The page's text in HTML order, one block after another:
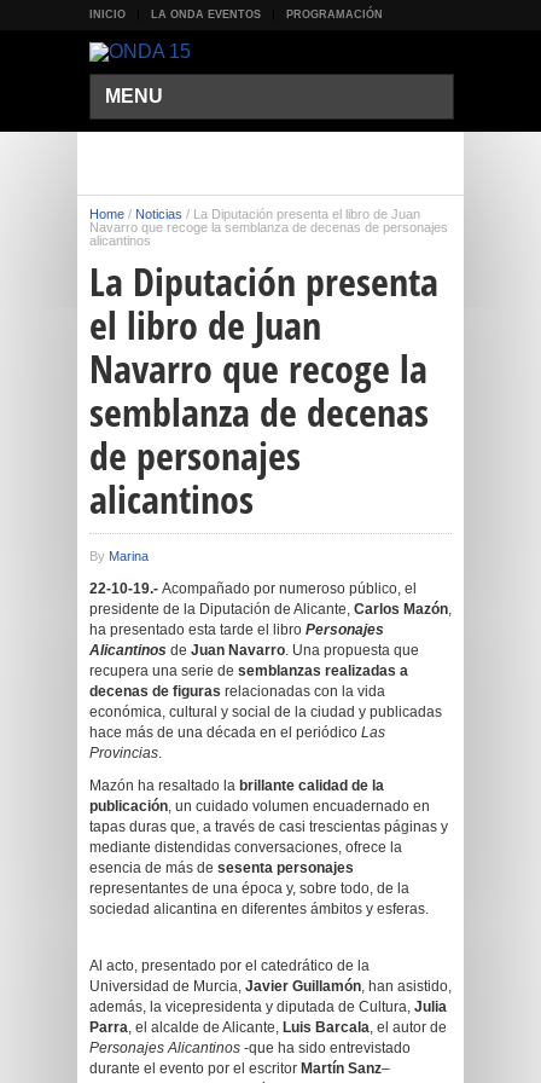
INICIO LA ONDA EVENTOS PROGRAMACIÓN
MENU
Home / Noticias / La Diputación presenta el libro de Juan
Navarro que recoge la semblanza de decenas de personajes
alicantinos
La Diputación presenta
el libro de Juan
Navarro que recoge la
semblanza de decenas
de personajes
alicantinos
By Marina
22-10-19.- Acompañado por numeroso público, el
presidente de la Diputación de Alicante, Carlos Mazón,
ha presentado esta tarde el libro Personajes
Alicantinos de Juan Navarro. Una propuesta que
recupera una serie de semblanzas realizadas a
decenas de figuras relacionadas con la vida
económica, cultural y social de la ciudad y publicadas
hace más de una década en el periódico Las
Provincias.
Mazón ha resaltado la brillante calidad de la
publicación, un cuidado volumen encuadernado en
tapas duras que, a través de casi trescientas páginas y
mediante distendidas conversaciones, ofrece la
esencia de más de sesenta personajes
representantes de una época y, sobre todo, de la
sociedad alicantina en diferentes ámbitos y esferas.
Al acto, presentado por el catedrático de la
Universidad de Murcia, Javier Guillamón, han asistido,
además, la vicepresidenta y diputada de Cultura, Julia
Parra, el alcalde de Alicante, Luis Barcala, el autor de
Personajes Alicantinos -que ha sido entrevistado
durante el evento por el escritor Martín Sanz–